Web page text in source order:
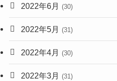
2022年6月 (30)
2022年5月 (31)
2022年4月 (30)
2022年3月 (31)